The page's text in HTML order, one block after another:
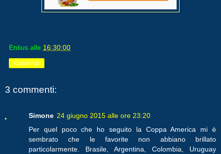
Entius alle 16:30:00
Condividi
3 commenti:
Simone 24 giugno 2015 alle ore 23:20
Per quel poco che ho seguito la Coppa America mi è
sembrato che le favorite non abbiano brillato
particolarmente. Brasile, Argentina, Colombia, Uruguay